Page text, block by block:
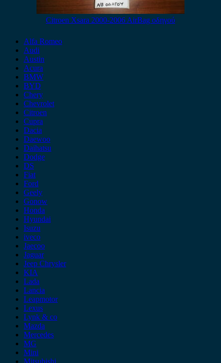
Citroen Xsara 2000-2006 AirBag οδηγού
Alfa Romeo
Audi
Austin
Acura
BMW
BYD
Chery
Chevrolet
Citroen
Cupra
Dacia
Daewoo
Daihatsu
Dodge
DS
Fiat
Ford
Geely
Gonow
Honda
Hyundai
Isuzu
iveco
Jaecoo
Jaguar
Jeep Chrysler
KIA
Lada
Lancia
Leapmotor
Lexus
Lynk & co
Mazda
Mercedes
MG
Mini
Mitsubishi